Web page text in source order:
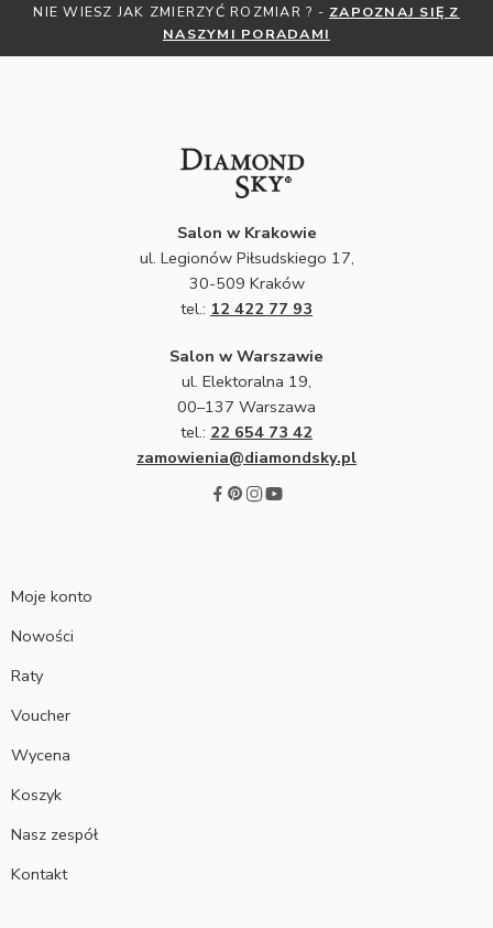
NIE WIESZ JAK ZMIERZYĆ ROZMIAR ? - ZAPOZNAJ SIĘ Z
NASZYMI PORADAMI
Salon w Krakowie
ul. Legionów Piłsudskiego 17,
30-509 Kraków
tel.: 12 422 77 93
Salon w Warszawie
ul. Elektoralna 19,
00–137 Warszawa
tel.: 22 654 73 42
zamowienia@diamondsky.pl
Moje konto
Nowości
Raty
Voucher
Wycena
Koszyk
Nasz zespół
Kontakt